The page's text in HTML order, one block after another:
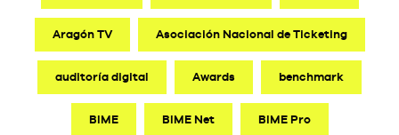
Aragón TV Asociación Nacional de Ticketing
auditoría digital Awards benchmark
BIME BIME Net BIME Pro